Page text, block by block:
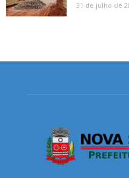
31 de julho de